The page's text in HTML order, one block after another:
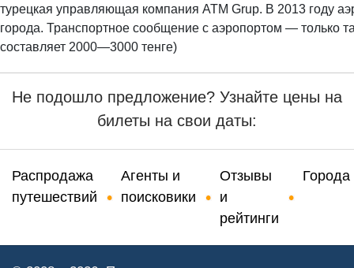
турецкая управляющая компания АТМ Grup. В 2013 году
города. Транспортное сообщение с аэропортом — только
составляет 2000—3000 тенге)
Не подошло предложение? Узнайте цены на
билеты на свои даты:
Распродажа
путешествий
Агенты и
поисковики
Отзывы
и
рейтинги
Города